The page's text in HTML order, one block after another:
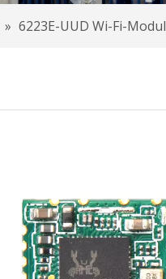
» 6223E-UUD Wi-Fi-Modul